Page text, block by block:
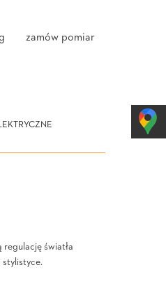
zamów pomiar
regulację światła
stylistyce.